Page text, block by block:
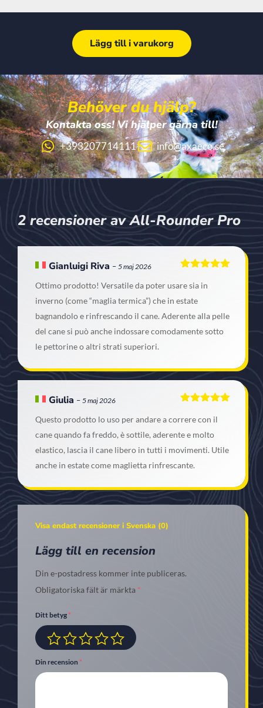
Lägg till i varukorg
Behöver du hjälp?
Kontakta oss! Vi hjälper gärna till!
+393207714111 info@axaeco.se
2 recensioner avAll-Rounder Pro
av 5
Gianluigi Riva – 5 maj 2026
Ottimo prodotto! Versatile da poter usare sia in
inverno (come “maglia termica”) che in estate
bagnandolo e rinfrescando il cane. Aderente alla pelle
del cane si può anche indossare comodamente sotto
le pettorine o altri strati superiori.
av 5
Giulia – 5 maj 2026
Questo prodotto lo uso per andare a correre con il
cane quando fa freddo, è sottile, aderente e molto
elastico, lascia il cane libero in tutti i movimenti. Utile
anche in estate come maglietta rinfrescante.
Visa endast recensioner i Svenska (0)
Lägg till en recension
Din e-postadress kommer inte publiceras.
Obligatoriska fält är märkta *
Ditt betyg *
Din recension *